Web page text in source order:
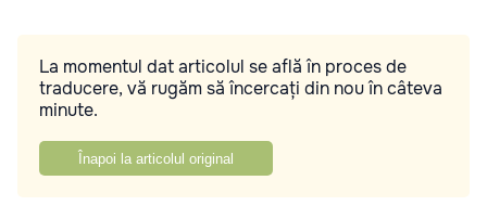
La momentul dat articolul se află în proces de
traducere, vă rugăm să încercați din nou în câteva
minute.
Înapoi la articolul original